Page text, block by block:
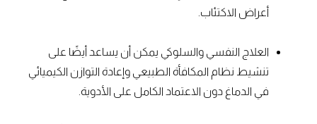
أعراض الاكتئاب.
العلاج النفسي والسلوكي يمكن أن يساعد أيضًا على
تنشيط نظام المكافأة الطبيعي وإعادة التوازن الكيميائي
في الدماغ دون الاعتماد الكامل على الأدوية.